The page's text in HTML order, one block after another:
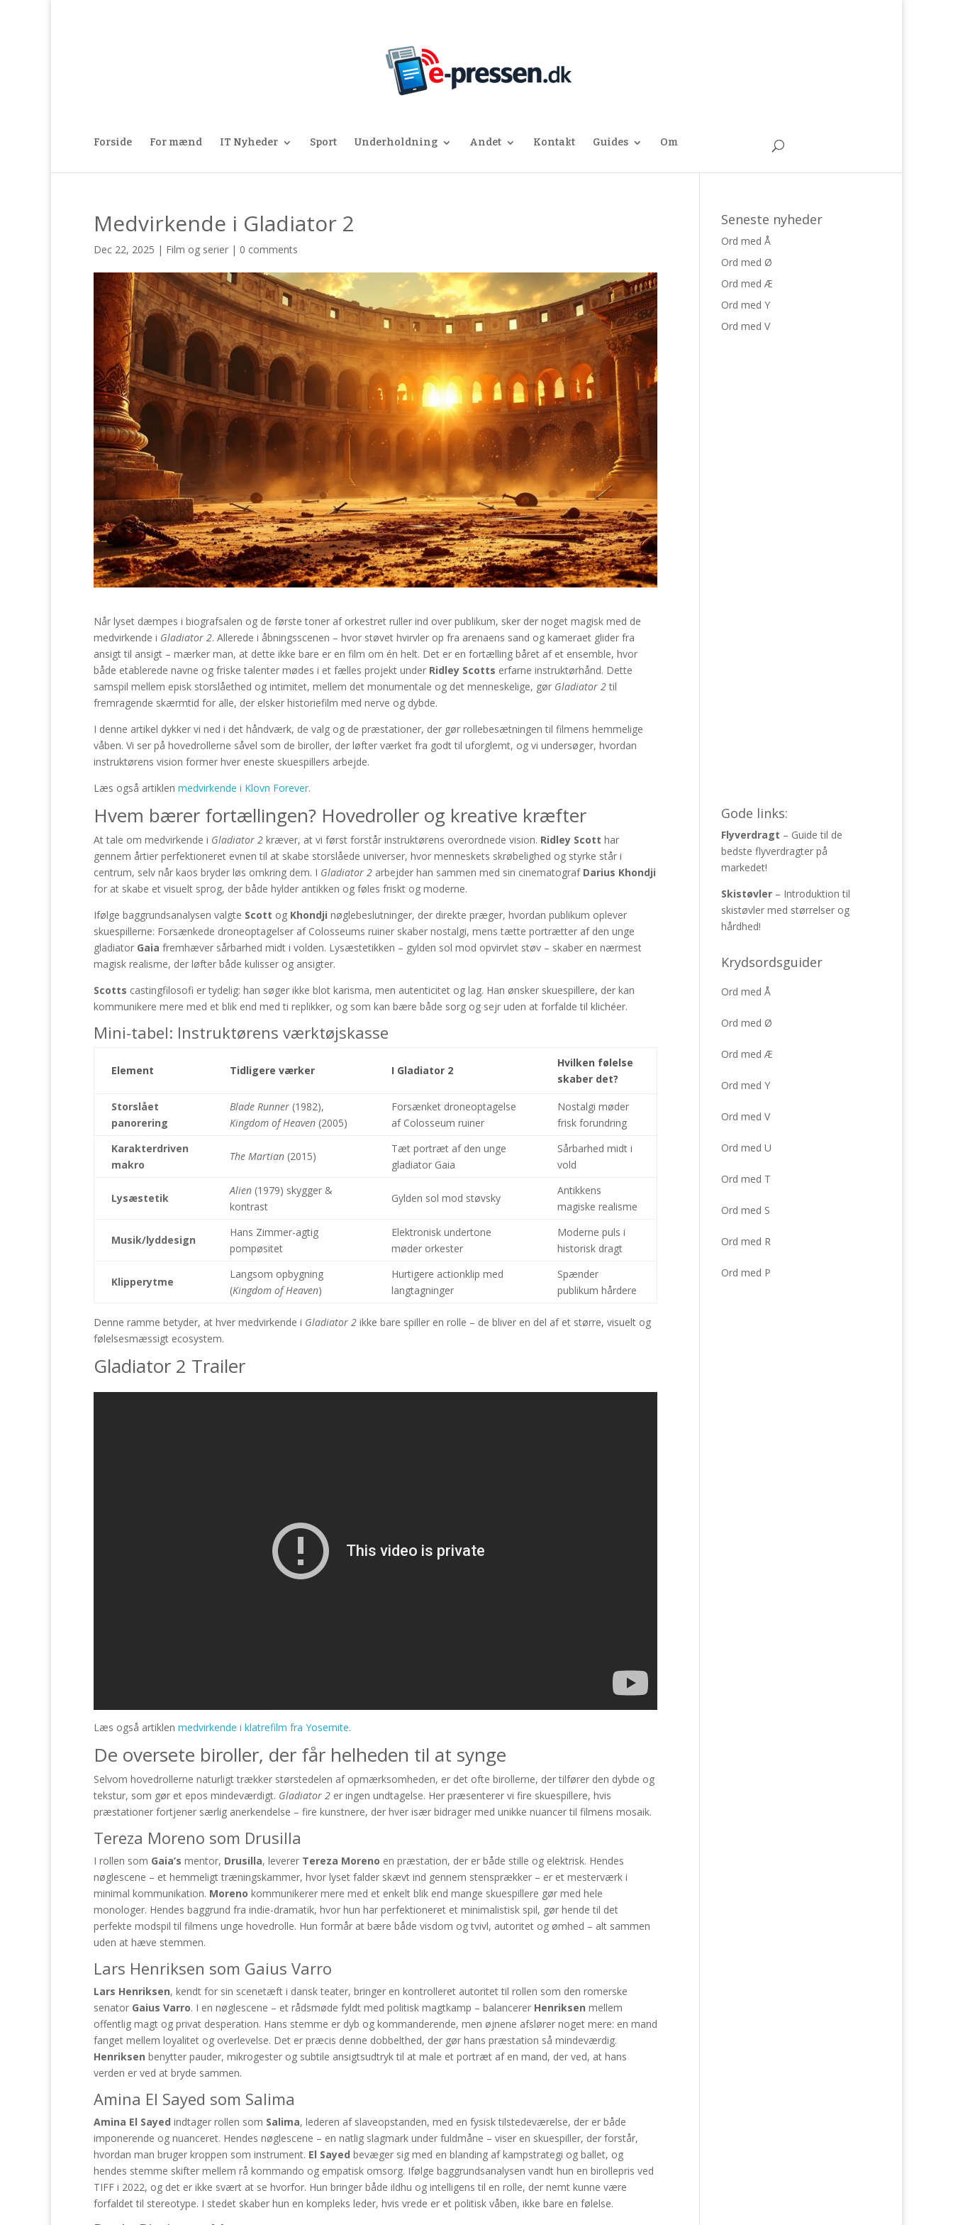
Forside For mænd IT Nyheder Sport Underholdning Andet Kontakt Guides Om
Medvirkende i Gladiator 2
Dec 22, 2025 | Film og serier | 0 comments
Når lyset dæmpes i biografsalen og de første toner af orkestret ruller ind over publikum, sker der noget magisk med de
medvirkende i Gladiator 2. Allerede i åbningsscenen – hvor støvet hvirvler op fra arenaens sand og kameraet glider fra
ansigt til ansigt – mærker man, at dette ikke bare er en film om én helt. Det er en fortælling båret af et ensemble, hvor
både etablerede navne og friske talenter mødes i et fælles projekt under Ridley Scotts erfarne instruktørhånd. Dette
samspil mellem episk storslåethed og intimitet, mellem det monumentale og det menneskelige, gør Gladiator 2til
fremragende skærmtid for alle, der elsker historiefilm med nerve og dybde.
I denne artikel dykker vi ned i det håndværk, de valg og de præstationer, der gør rollebesætningen til filmens hemmelige
våben. Vi ser på hovedrollerne såvel som de biroller, der løfter værket fra godt til uforglemt, og vi undersøger, hvordan
instruktørens vision former hver eneste skuespillers arbejde.
Læs også artiklen medvirkende i Klovn Forever.
Hvem bærer fortællingen? Hovedroller og kreative kræfter
At tale om medvirkende i Gladiator 2 kræver, at vi først forstår instruktørens overordnede vision. Ridley Scott har
gennem årtier perfektioneret evnen til at skabe storslåede universer, hvor menneskets skrøbelighed og styrke står i
centrum, selv når kaos bryder løs omkring dem. I Gladiator 2 arbejder han sammen med sin cinematograf Darius Khondji
for at skabe et visuelt sprog, der både hylder antikken og føles friskt og moderne.
Ifølge baggrundsanalysen valgte Scott og Khondji nøglebeslutninger, der direkte præger, hvordan publikum oplever
skuespillerne: Forsænkede droneoptagelser af Colosseums ruiner skaber nostalgi, mens tætte portrætter af den unge
gladiator Gaia fremhæver sårbarhed midt i volden. Lysæstetikken – gylden sol mod opvirvlet støv – skaber en nærmest
magisk realisme, der løfter både kulisser og ansigter.
Scotts castingfilosofi er tydelig: han søger ikke blot karisma, men autenticitet og lag. Han ønsker skuespillere, der kan
kommunikere mere med et blik end med ti replikker, og som kan bære både sorg og sejr uden at forfalde til klichéer.
Mini-tabel: Instruktørens værktøjskasse
Element Tidligere værker I Gladiator 2
Hvilken følelse
skaber det?
Storslået
panorering
Blade Runner (1982),
Kingdom of Heaven (2005)
Forsænket droneoptagelse
af Colosseum ruiner
Nostalgi møder
frisk forundring
Karakterdriven
makro
The Martian (2015)
Tæt portræt af den unge
gladiator Gaia
Sårbarhed midt i
vold
Lysæstetik
Alien (1979) skygger &
kontrast
Gylden sol mod støvsky
Antikkens
magiske realisme
Musik/lyddesign
Hans Zimmer-agtig
pompøsitet
Elektronisk undertone
møder orkester
Moderne puls i
historisk dragt
Klipperytme
Langsom opbygning
(Kingdom of Heaven)
Hurtigere actionklip med
langtagninger
Spænder
publikum hårdere
Denne ramme betyder, at hver medvirkende i Gladiator 2 ikke bare spiller en rolle – de bliver en del af et større, visuelt og
følelsesmæssigt ecosystem.
Gladiator 2 Trailer
Læs også artiklen medvirkende i klatrefilm fra Yosemite.
De oversete biroller, der får helheden til at synge
Selvom hovedrollerne naturligt trækker størstedelen af opmærksomheden, er det ofte birollerne, der tilfører den dybde og
tekstur, som gør et epos mindeværdigt. Gladiator 2 er ingen undtagelse. Her præsenterer vi fire skuespillere, hvis
præstationer fortjener særlig anerkendelse – fire kunstnere, der hver især bidrager med unikke nuancer til filmens mosaik.
Tereza Moreno som Drusilla
I rollen som Gaia’s mentor, Drusilla, leverer Tereza Moreno en præstation, der er både stille og elektrisk. Hendes
nøglescene – et hemmeligt træningskammer, hvor lyset falder skævt ind gennem stensprækker – er et mesterværk i
minimal kommunikation. Moreno kommunikerer mere med et enkelt blik end mange skuespillere gør med hele
monologer. Hendes baggrund fra indie-dramatik, hvor hun har perfektioneret et minimalistisk spil, gør hende til det
perfekte modspil til filmens unge hovedrolle. Hun formår at bære både visdom og tvivl, autoritet og ømhed – alt sammen
uden at hæve stemmen.
Lars Henriksen som Gaius Varro
Lars Henriksen, kendt for sin scenetæft i dansk teater, bringer en kontrolleret autoritet til rollen som den romerske
senator Gaius Varro. I en nøglescene – et rådsmøde fyldt med politisk magtkamp – balancerer Henriksen mellem
offentlig magt og privat desperation. Hans stemme er dyb og kommanderende, men øjnene afslører noget mere: en mand
fanget mellem loyalitet og overlevelse. Det er præcis denne dobbelthed, der gør hans præstation så mindeværdig.
Henriksen benytter pauder, mikrogester og subtile ansigtsudtryk til at male et portræt af en mand, der ved, at hans
verden er ved at bryde sammen.
Amina El Sayed som Salima
Amina El Sayed indtager rollen som Salima, lederen af slaveopstanden, med en fysisk tilstedeværelse, der er både
imponerende og nuanceret. Hendes nøglescene – en natlig slagmark under fuldmåne – viser en skuespiller, der forstår,
hvordan man bruger kroppen som instrument. El Sayed bevæger sig med en blanding af kampstrategi og ballet, og
hendes stemme skifter mellem rå kommando og empatisk omsorg. Ifølge baggrundsanalysen vandt hun en birollepris ved
TIFF i 2022, og det er ikke svært at se hvorfor. Hun bringer både ildhu og intelligens til en rolle, der nemt kunne være
forfaldet til stereotype. I stedet skaber hun en kompleks leder, hvis vrede er et politisk våben, ikke bare en følelse.
Seneste nyheder
Ord med Å
Ord med Ø
Ord med Æ
Ord med Y
Ord med V
Gode links:
Flyverdragt – Guide til de
bedste flyverdragter på
markedet!
Skistøvler – Introduktion til
skistøvler med størrelser og
hårdhed!
Krydsordsguider
Ord med Å
Ord med Ø
Ord med Æ
Ord med Y
Ord med V
Ord med U
Ord med T
Ord med S
Ord med R
Ord med P